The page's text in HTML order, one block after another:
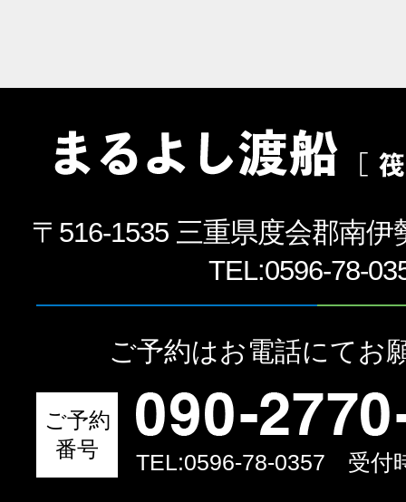
〒516-1535 三重県度会郡南伊
TEL:0596-78-
ご予約はお電話にてお
ご予約
番号
TEL:0596-78-0357 受付